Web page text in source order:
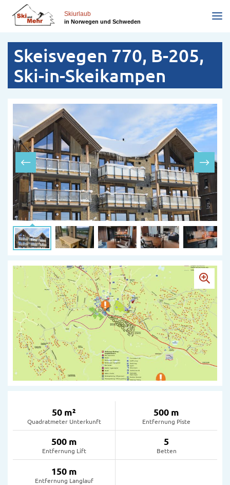
zum
Inhalt
Skiurlaub
in Norwegen und Schweden
Skeisvegen 770, B-205,
Ski-in-Skeikampen
50 m²
Quadratmeter Unterkunft
500 m
Entfernung Piste
500 m
Entfernung Lift
5
Betten
150 m
Entfernung Langlauf